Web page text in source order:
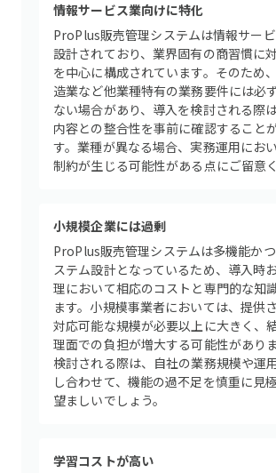
情報サービス業向けに特化
ProPlus販売管理システムは情報サー
設計されており、業界固有の商習慣に
を中心に構成されています。そのため
造業など他業種特有の業務要件には必
ない場合があり、導入を検討される際
内容との整合性を事前に確認すること
す。業種が異なる場合、実務運用にお
制約が生じる可能性がある点にご留意
小規模企業には過剰
ProPlus販売管理システムは多機能か
ステム設計となっているため、導入時
理において相応のコストと専門的な知
ます。小規模事業者においては、提供
対応可能な規模が必要以上に大きく、
理面での負担が増大する可能性があり
検討される際は、自社の業務規模や運
し合わせて、機能の過不足を慎重に見
望ましいでしょう。
学習コストが高い